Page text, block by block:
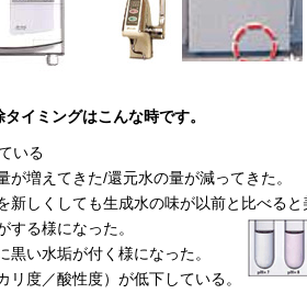
イミングはこんな時です。
いる
が増えてきた/還元水の量が減ってきた。
新しくしても生成水の味が以前と比べる
する様になった。
黒い水垢が付く様になった。
リ度／酸性度）が低下している。